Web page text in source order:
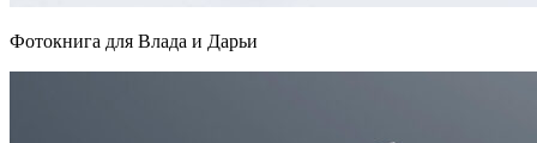
Фотокнига для Влада и Дарьи